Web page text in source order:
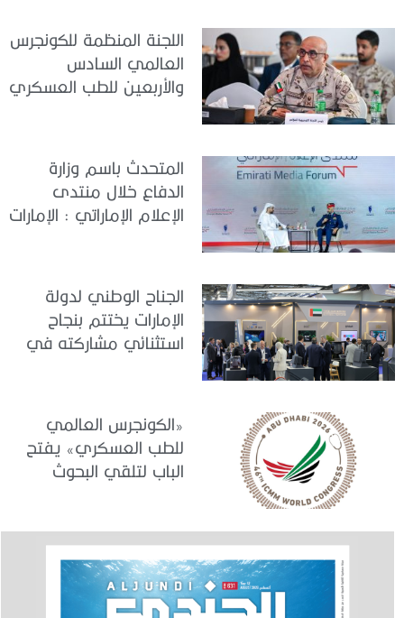
اللجنة المنظمة للكونجرس
العالمي السادس
والأربعين للطب العسكري
المتحدث باسم وزارة
الدفاع خلال منتدى
الإعلام الإماراتي : الإمارات
الجناح الوطني لدولة
الإمارات يختتم بنجاح
استثنائي مشاركته في
«الكونجرس العالمي
للطب العسكري» يفتح
الباب لتلقي البحوث